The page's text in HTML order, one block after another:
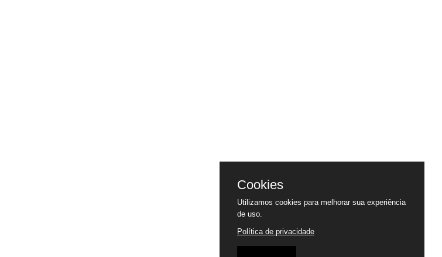
Cookies
Utilizamos cookies para melhorar sua experiência
de uso.
Política de privacidade